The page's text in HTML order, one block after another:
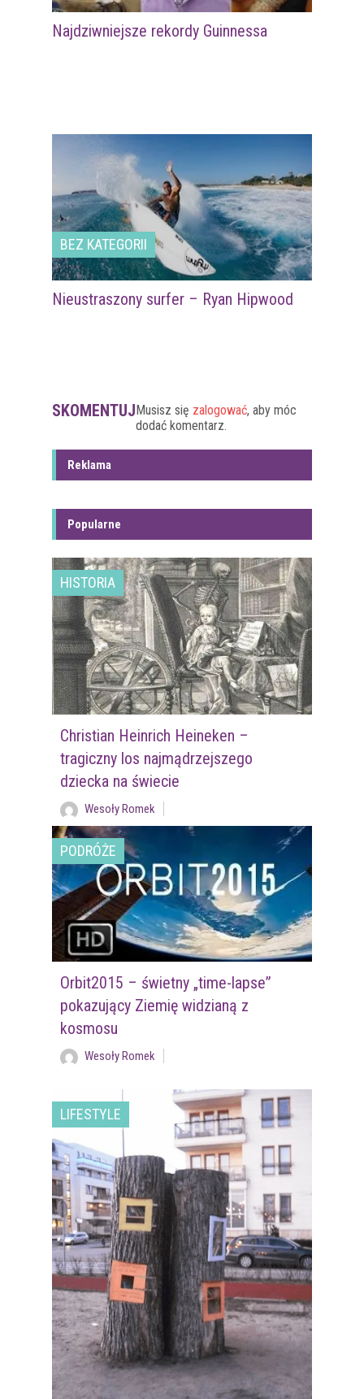
Najdziwniejsze rekordy Guinnessa
BEZ KATEGORII
Nieustraszony surfer – Ryan Hipwood
SKOMENTUJMusisz się zalogować, aby móc
dodać komentarz.
Reklama
Popularne
HISTORIA
Christian Heinrich Heineken –
tragiczny los najmądrzejszego
dziecka na świecie
Wesoły Romek
PODRÓŻE
Orbit2015 – świetny „time-lapse”
pokazujący Ziemię widzianą z
kosmosu
Wesoły Romek
LIFESTYLE